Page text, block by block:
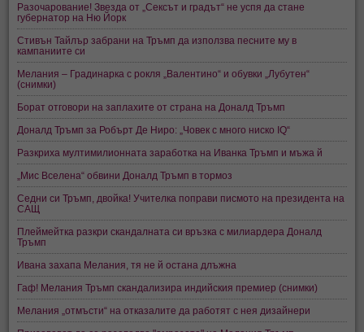
Разочарование! Звезда от „Сексът и градът“ не успя да стане
губернатор на Ню Йорк
Стивън Тайлър забрани на Тръмп да използва песните му в
кампаниите си
Мелания – Градинарка с рокля „Валентино“ и обувки „Лубутен“
(снимки)
Борат отговори на заплахите от страна на Доналд Тръмп
Доналд Тръмп за Робърт Де Ниро: „Човек с много ниско IQ“
Разкриха мултимилионната заработка на Иванка Тръмп и мъжа й
„Мис Вселена“ обвини Доналд Тръмп в тормоз
Седни си Тръмп, двойка! Учителка поправи писмото на президента на
САЩ
Плеймейтка разкри скандалната си връзка с милиардера Доналд
Тръмп
Ивана захапа Мелания, тя не й остана длъжна
Гаф! Мелания Тръмп скандализира индийския премиер (снимки)
Мелания „отмъсти“ на отказалите да работят с нея дизайнери